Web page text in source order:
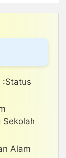
:Status
Sekolah
Alam